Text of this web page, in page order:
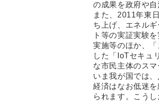
の成果を政府や自
また、2011年東
ち上げ、エネル
ト等の実証実験
実施等のほか、
した「IoTセキュ
な市民主体のス
いま我が国では
経済はなお低迷
られます。こう